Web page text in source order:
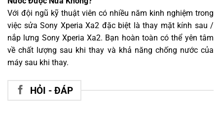
Với đội ngũ kỹ thuật viên có nhiều năm kinh nghiệm trong
việc sửa Sony Xperia Xa2 đặc biệt là thay mặt kính sau /
nắp lưng Sony Xperia Xa2. Bạn hoàn toàn có thể yên tâm
về chất lượng sau khi thay và khả năng chống nước của
máy sau khi thay.
HỎI - ĐÁP